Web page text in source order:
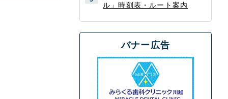
ル」時刻表・ルート案内
バナー広告